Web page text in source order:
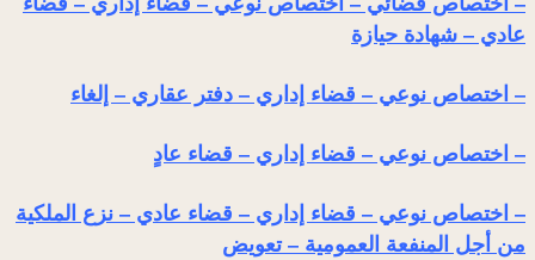
عادي – شهادة حيازة
– اختصاص نوعي – قضاء إداري – دفتر عقاري – إلغاء
– اختصاص نوعي – قضاء إداري – قضاء عادٍ
– اختصاص نوعي – قضاء إداري – قضاء عادي – نزع الملكية
من أجل المنفعة العمومية – تعويض